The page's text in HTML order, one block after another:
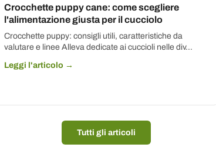
Crocchette puppy cane: come scegliere
l'alimentazione giusta per il cucciolo
Crocchette puppy: consigli utili, caratteristiche da
valutare e linee Alleva dedicate ai cuccioli nelle div...
Leggi l'articolo →
Tutti gli articoli